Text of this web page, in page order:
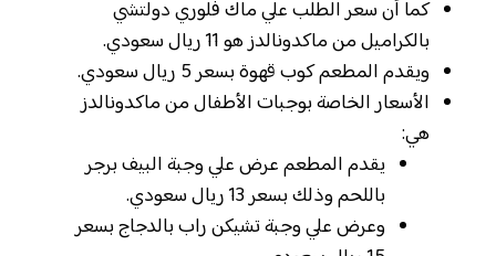
كما أن سعر الطلب علي ماك فلوري دولتشي
بالكراميل من ماكدونالدز هو 11 ريال سعودي.
ويقدم المطعم كوب قهوة بسعر 5 ريال سعودي.
الأسعار الخاصة بوجبات الأطفال من ماكدونالدز
هي:
يقدم المطعم عرض علي وجبة البيف برجر
باللحم وذلك بسعر 13 ريال سعودي.
وعرض علي وجبة تشيكن راب بالدجاج بسعر